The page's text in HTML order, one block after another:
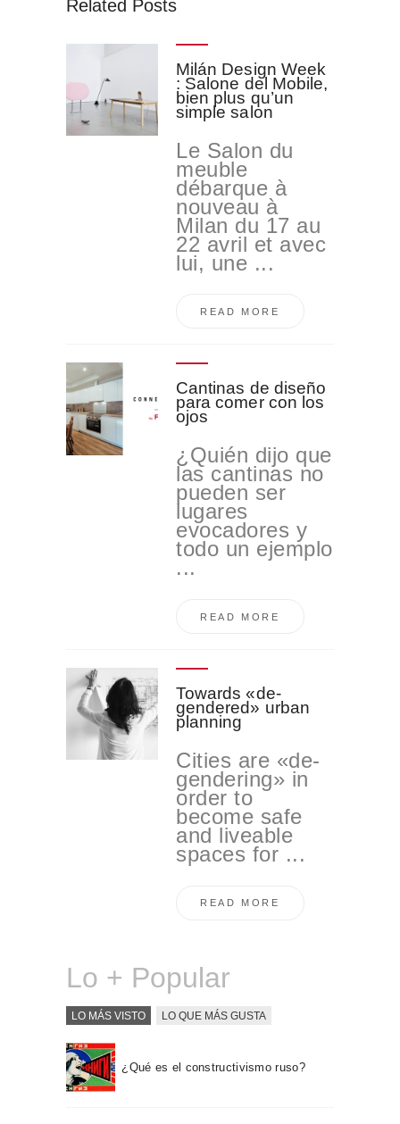
Related Posts
Milán Design Week
: Salone del Mobile,
bien plus qu’un
simple salon
Le Salon du
meuble
débarque à
nouveau à
Milan du 17 au
22 avril et avec
lui, une ...
READ MORE
Cantinas de diseño
para comer con los
ojos
¿Quién dijo que
las cantinas no
pueden ser
lugares
evocadores y
todo un ejemplo
...
READ MORE
Towards «de-
gendered» urban
planning
Cities are «de-
gendering» in
order to
become safe
and liveable
spaces for ...
READ MORE
Lo + Popular
LO MÁS VISTO LO QUE MÁS GUSTA
¿Qué es el constructivismo ruso?